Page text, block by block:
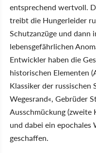
entsprechend wertvoll.
treibt die Hungerleider
Schutzanzüge und dann
lebensgefährlichen
Entwickler haben die
historischen Elementen
Klassiker der russischen
Wegesrand«, Gebrüder
Ausschmückung
und dabei ein epochales
geschaffen.